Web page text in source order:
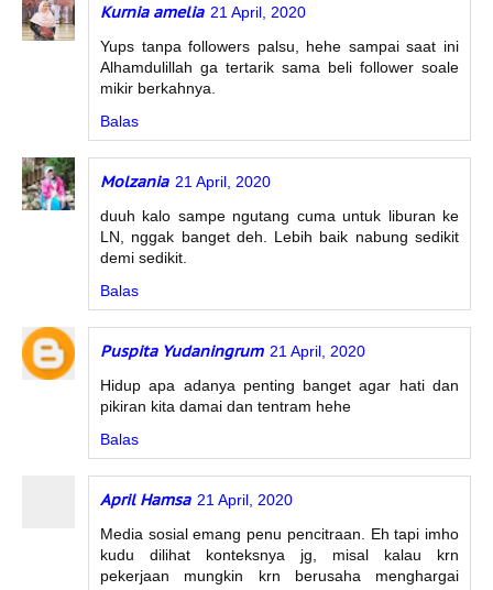
Kurnia amelia 21 April, 2020
Yups tanpa followers palsu, hehe sampai saat ini
Alhamdulillah ga tertarik sama beli follower soale
mikir berkahnya.
Balas
Molzania 21 April, 2020
duuh kalo sampe ngutang cuma untuk liburan ke
LN, nggak banget deh. Lebih baik nabung sedikit
demi sedikit.
Balas
Puspita Yudaningrum 21 April, 2020
Hidup apa adanya penting banget agar hati dan
pikiran kita damai dan tentram hehe
Balas
April Hamsa 21 April, 2020
Media sosial emang penu pencitraan. Eh tapi imho
kudu dilihat konteksnya jg, misal kalau krn
pekerjaan mungkin krn berusaha menghargai